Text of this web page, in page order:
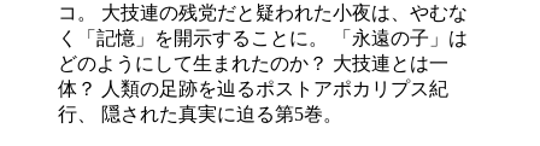
コ。 大技連の残党だと疑われた小夜は、やむな
く「記憶」を開示することに。 「永遠の子」は
どのようにして生まれたのか？ 大技連とは一
体？ 人類の足跡を辿るポストアポカリプス紀
行、 隠された真実に迫る第5巻。